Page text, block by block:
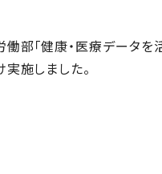
部「健康・医療データを
施しました。